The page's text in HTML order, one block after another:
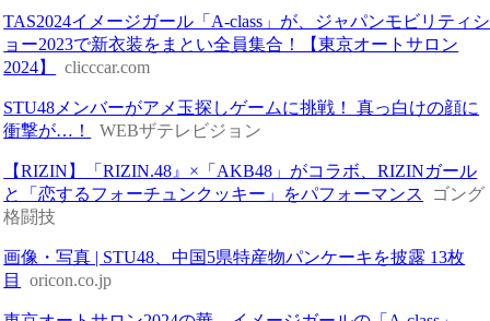
TAS2024イメージガール「A-class」が、ジャパンモビリティシ
ョー2023で新衣装をまとい全員集合！【東京オートサロン
2024】
clicccar.com
STU48メンバーがアメ玉探しゲームに挑戦！ 真っ白けの顔に
衝撃が…！
WEBザテレビジョン
【RIZIN】「RIZIN.48』×「AKB48」がコラボ、RIZINガール
と「恋するフォーチュンクッキー」をパフォーマンス
ゴング
格闘技
画像・写真 | STU48、中国5県特産物パンケーキを披露 13枚
目
oricon.co.jp